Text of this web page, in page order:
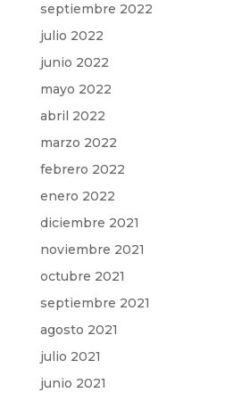
septiembre 2022
julio 2022
junio 2022
mayo 2022
abril 2022
marzo 2022
febrero 2022
enero 2022
diciembre 2021
noviembre 2021
octubre 2021
septiembre 2021
agosto 2021
julio 2021
junio 2021